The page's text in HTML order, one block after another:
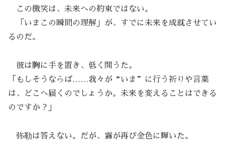
この微笑は、未来への約束ではない。
「いまこの瞬間の理解」が、すでに未来を成就させてい
るのだ。
彼は胸に手を置き、低く問うた。
「もしそうならば……我々が“いま”に行う祈りや言葉
は、どこへ届くのでしょうか。未来を変えることはできる
のですか？」
弥勒は答えない。だが、霧が再び金色に輝いた。